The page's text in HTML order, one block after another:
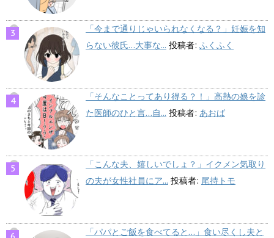
「今まで通りじゃいられなくなる？」妊娠を知
らない彼氏…大事な... 投稿者: ふくふく
「そんなことってあり得る？！」高熱の娘を診
た医師のひと言…自... 投稿者: あおば
「こんな夫、嬉しいでしょ？」イクメン気取り
の夫が女性社員にア... 投稿者: 尾持トモ
「パパとご飯を食べてると…」食い尽くし夫と